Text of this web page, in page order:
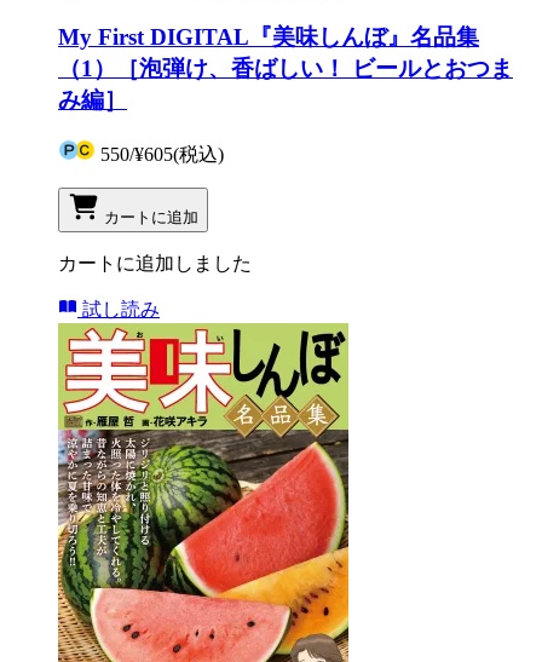
My First DIGITAL『美味しんぼ』名品集
（1）［泡弾け、香ばしい！ ビールとおつま
み編］
550/¥605(税込)
カートに追加
カートに追加しました
試し読み